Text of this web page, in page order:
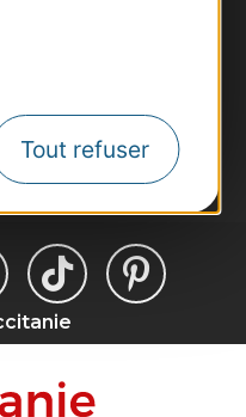
Tout refuser
des